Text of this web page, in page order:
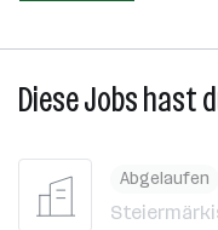
Diese Jobs hast
Abgelaufen